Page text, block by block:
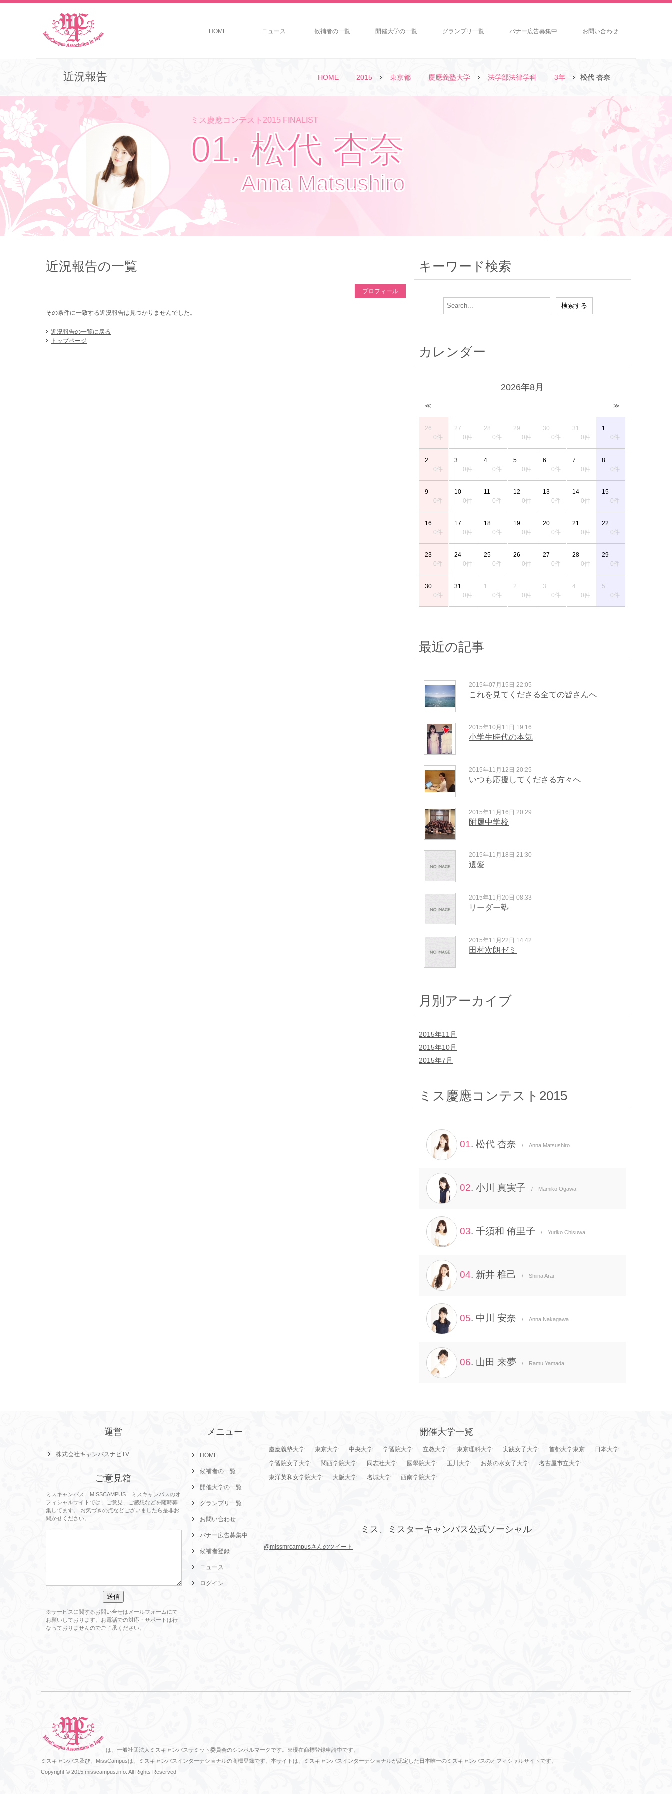
HOME ニュース 候補者の一覧 開催大学の一覧 グランプリ一覧 バナー広告募集中 お問い合わせ
HOME 2015 東京都 慶應義塾大学 法学部法律学科 3年 松代 杏奈
近況報告
ミス慶應コンテスト2015 FINALIST
01. 松代 杏奈
Anna Matsushiro
近況報告の一覧
プロフィール
その条件に一致する近況報告は見つかりませんでした。
近況報告の一覧に戻る
トップページ
キーワード検索
カレンダー
2026年8月
≪ ≫
26
0件
27
0件
28
0件
29
0件
30
0件
31
0件
1
0件
2
0件
3
0件
4
0件
5
0件
6
0件
7
0件
8
0件
9
0件
10
0件
11
0件
12
0件
13
0件
14
0件
15
0件
16
0件
17
0件
18
0件
19
0件
20
0件
21
0件
22
0件
23
0件
24
0件
25
0件
26
0件
27
0件
28
0件
29
0件
30
0件
31
0件
1
0件
2
0件
3
0件
4
0件
5
0件
最近の記事
これを見てくださる全ての皆さんへ
2015年07月15日 22:05
小学生時代の本気
2015年10月11日 19:16
いつも応援してくださる方々へ
2015年11月12日 20:25
附属中学校
2015年11月16日 20:29
遺愛
2015年11月18日 21:30
リーダー塾
2015年11月20日 08:33
田村次朗ゼミ
2015年11月22日 14:42
月別アーカイブ
2015年11月
2015年10月
2015年7月
ミス慶應コンテスト2015
01. 松代 杏奈 / Anna Matsushiro
02. 小川 真実子 / Mamiko Ogawa
03. 千須和 侑里子 / Yuriko Chisuwa
04. 新井 椎己 / Shiina Arai
05. 中川 安奈 / Anna Nakagawa
06. 山田 来夢 / Ramu Yamada
運営
株式会社キャンパスナビTV
ご意見箱
ミスキャンパス｜MISSCAMPUS ミスキャンパスのオ
フィシャルサイトでは、ご意見、ご感想などを随時募
集してます。 お気づきの点などございましたら是非お
聞かせください。
※サービスに関するお問い合せはメールフォームにて
お願いしております。お電話での対応・サポートは行
なっておりませんのでご了承ください。
メニュー
HOME
候補者の一覧
開催大学の一覧
グランプリ一覧
お問い合わせ
バナー広告募集中
候補者登録
ニュース
ログイン
開催大学一覧
慶應義塾大学 東京大学 中央大学 学習院大学 立教大学 東京理科大学 実践女子大学 首都大学東京
日本大学
学習院女子大学
関西学院大学 同志社大学 國學院大学 玉川大学 お茶の水女子大学
名古屋市立大学
東洋英和女学院大学
大阪大学 名城大学 西南学院大学
ミス、ミスターキャンパス公式ソーシャル
@missmrcampusさんのツイート
は、一般社団法人ミスキャンパスサミット委員会のシンボルマークです。※現在商標登録申請中です。
ミスキャンパス及び、MissCampusは、ミスキャンパスインターナショナルの商標登録です。本サイトは、ミスキャンパスインターナショナルが認定した日本唯一のミスキャンパスのオフィシャルサイトです。
Copyright © 2015 misscampus.info. All Rights Reserved